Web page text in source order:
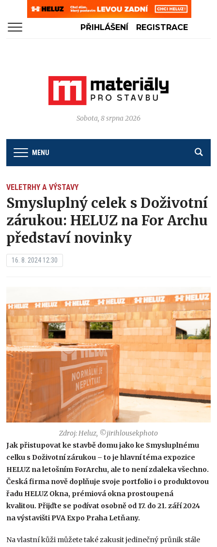
PŘIHLÁŠENÍ REGISTRACE
Sobota, 8 srpna 2026
MENU
VELETRHY A VÝSTAVY
Smysluplný celek s Doživotní
zárukou: HELUZ na For Archu
představí novinky
16. 8. 2024 12:30
Zdroj: Heluz, ©jirihlousekphoto
Jak přistupovat ke stavbě domu jako ke Smysluplnému
celku s Doživotní zárukou – to je hlavní téma expozice
HELUZ na letošním ForArchu, ale to není zdaleka všechno.
Česká firma nově doplňuje svoje portfolio i o produktovou
řadu HELUZ Okna, prémiová okna prostoupená
kvalitou. Přijďte se podívat osobně od 17. do 21. září 2024
na výstavišti PVA Expo Praha Letňany.
Na vlastní kůži můžete také zakusit jedinečný průnik stále